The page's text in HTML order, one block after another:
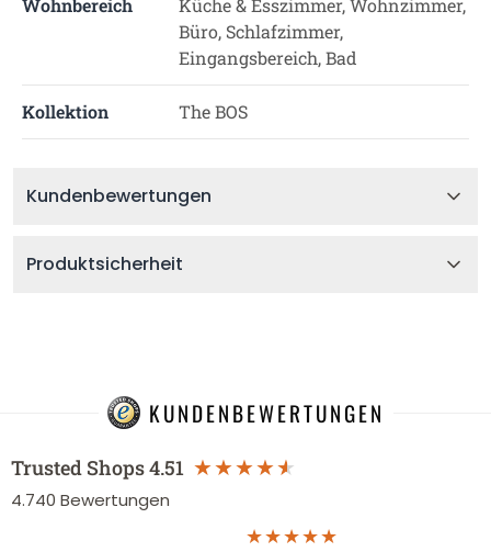
Wohnbereich
Küche & Esszimmer, Wohnzimmer,
Büro, Schlafzimmer,
Eingangsbereich, Bad
Kollektion The BOS
Kundenbewertungen
Produktsicherheit
KUNDENBEWERTUNGEN
Trusted Shops4.51
4.740 Bewertungen